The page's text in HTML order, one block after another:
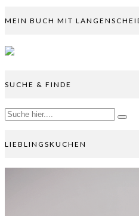
MEIN BUCH MIT
SUCHE & FINDE
LIEBLINGSKUCHEN